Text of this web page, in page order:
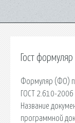
Гост
Формуляр (ФО)
ГОСТ 2.610-
Название
программной